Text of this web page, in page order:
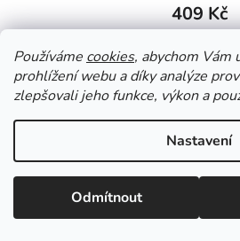
Používáme cookies, abychom Vám
prohlížení webu a díky analýze
zlepšovali jeho funkce, výkon a
Nastavení
Odmítnout
409 Kč
Barevný a objemový pudr na
vytváří objem